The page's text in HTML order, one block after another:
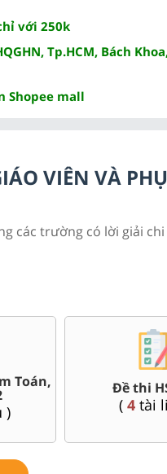
với 250k
Tp.HCM, Bách
Shopee mall
VIÊN VÀ
các trường có lời giải
ĐHQG
Minh...
)
Đề thi
(143